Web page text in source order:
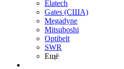
Elatech
Gates (США)
Megadyne
Mitsuboshi
Optibelt
SWR
Ещё